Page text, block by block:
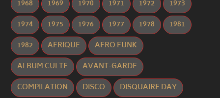
1968 1969 1970 1971 1972
1973
1974
1975 1976 1977 1978
1981
1982
AFRIQUE
AFRO FUNK
ALBUM CULTE
AVANT-GARDE
COMPILATION
DISCO
DISQUAIRE DAY